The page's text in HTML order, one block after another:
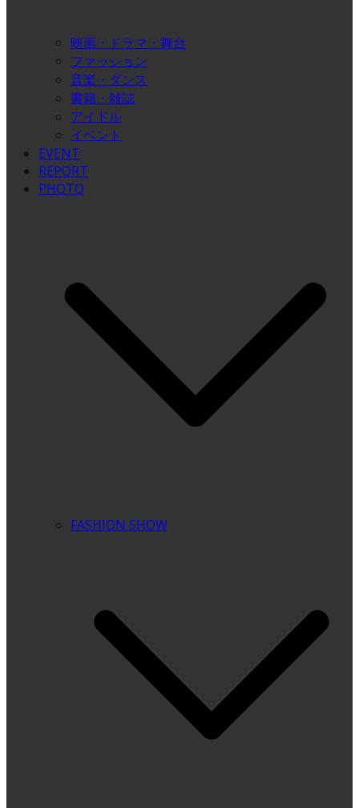
映画・ドラマ・舞台
ファッション
音楽・ダンス
書籍・雑誌
アイドル
イベント
EVENT
REPORT
PHOTO
FASHION SHOW